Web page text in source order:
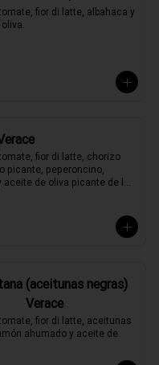
fior di latte, albahaca y
fior di latte, chorizo
picante, peperoncino,
aceite de oliva picante de la
(aceitunas negras)
Verace
fior di latte, aceitunas
ahumado y aceite de